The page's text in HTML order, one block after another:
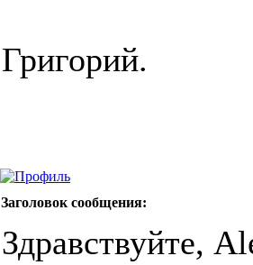
Григорий.
Заголовок сообщения:
Здравствуйте,